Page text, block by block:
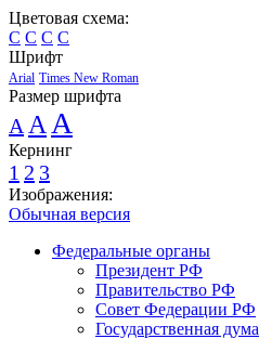
Цветовая схема:
C C C C
Шрифт
Arial Times New Roman
Размер шрифта
A A A
Кернинг
1 2 3
Изображения:
Обычная версия
Федеральные органы
Президент РФ
Правительство РФ
Совет Федерации РФ
Государственная дума